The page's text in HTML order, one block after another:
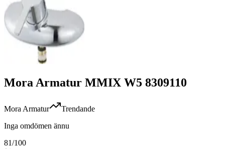
Mora Armatur MMIX W5 8309110
Mora Armatur
Trendande
Inga omdömen ännu
81/100